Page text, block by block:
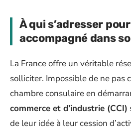
À qui s’adresser
accompagné dans
La France offre un véritable
solliciter. Impossible de ne pas
chambre consulaire en
commerce et d’industrie (CCI)
de leur idée à leur cession